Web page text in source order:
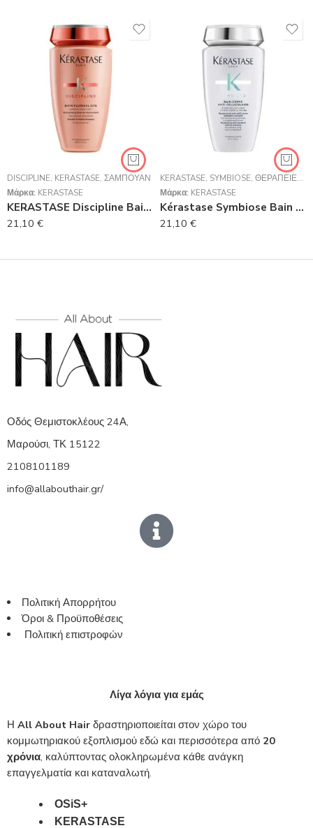
DISCIPLINE, KERASTASE, ΣΑΜΠΟΥΆΝ
Μάρκα: KERASTASE
KERASTASE Discipline Bain FluIdealiste Σαμπουάν Για Ατίθασα Μαλλιά 250ml
21,10 €
KERASTASE, SYMBIOSE, ΘΕΡΑΠΕΊΕΣ ,
Μάρκα: KERASTASE
Kérastase Symbiose Bain Crème Anti-Pelliculaire Αντιπιτυριδικό Σαμπουάν για Ξηρό Τριχωτό 250ml
21,10 €
Οδός Θεμιστοκλέους 24Α,
Μαρούσι, ΤΚ 15122
2108101189
info@allabouthair.gr/
Πολιτική Απορρήτου
Όροι & Προϋποθέσεις
Πολιτική επιστροφών
Λίγα λόγια για εμάς
Η All About Hair δραστηριοποιείται στον χώρο του
κομμωτηριακού εξοπλισμού εδώ και περισσότερα από 20
χρόνια, καλύπτοντας ολοκληρωμένα κάθε ανάγκη
επαγγελματία και καταναλωτή.
OSiS+
KERASTASE